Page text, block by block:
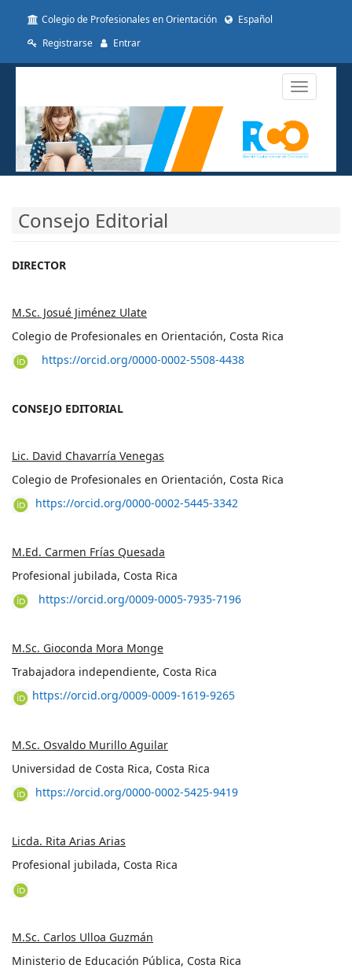
##plugins.themes.themeTen.accessible_menu.sidebar##
Colegio de Profesionales en Orientación
Español
Registrarse
Entrar
Toggle
Consejo Editorial
DIRECTOR
M.Sc. Josué Jiménez Ulate
Colegio de Profesionales en Orientación, Costa Rica
https://orcid.org/0000-0002-5508-4438
CONSEJO EDITORIAL
Lic. David Chavarría Venegas
Colegio de Profesionales en Orientación, Costa Rica
https://orcid.org/0000-0002-5445-3342
M.Ed. Carmen Frías Quesada
Profesional jubilada, Costa Rica
https://orcid.org/0009-0005-7935-7196
M.Sc. Gioconda Mora Monge
Trabajadora independiente, Costa Rica
https://orcid.org/0009-0009-1619-9265
M.Sc. Osvaldo Murillo Aguilar
Universidad de Costa Rica, Costa Rica
https://orcid.org/0000-0002-5425-9419
Licda. Rita Arias Arias
Profesional jubilada, Costa Rica
M.Sc. Carlos Ulloa Guzmán
Ministerio de Educación Pública, Costa Rica